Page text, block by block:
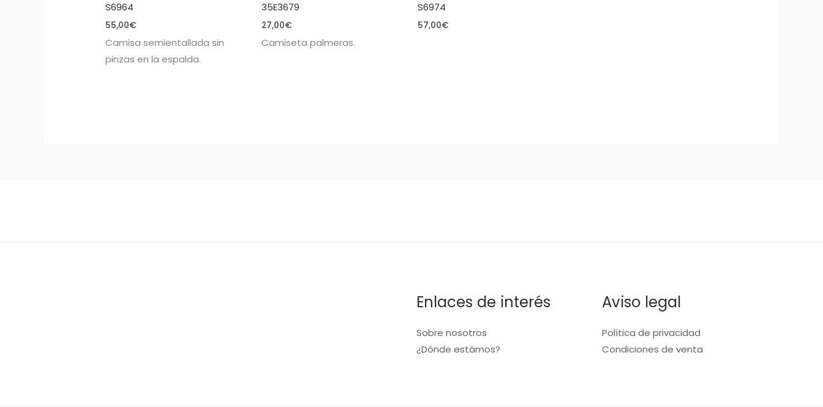
S6964
55,00€
Camisa semientallada sin
pinzas en la espalda.
35E3679
27,00€
Camiseta palmeras.
S6974
57,00€
Enlaces de interés
Sobre nosotros
¿Dónde estámos?
Aviso legal
Política de privacidad
Condiciones de venta